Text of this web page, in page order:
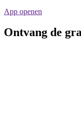
App openen
Ontvang de